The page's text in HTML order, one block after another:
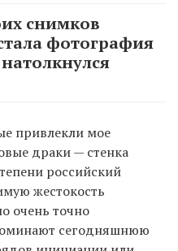
снимков
фотография
привлекли мое
драки — стенка
российский
жестокость
очень точно
сегодняшнюю